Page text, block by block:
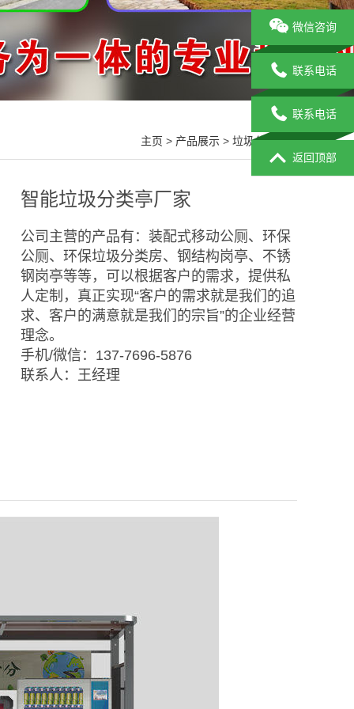
主页 > 产品展示 > 垃圾分类房>
智能垃圾分类亭厂家
公司主营的产品有：装配式移动公厕、环保
公厕、环保垃圾分类房、钢结构岗亭、不锈
钢岗亭等等，可以根据客户的需求，提供私
人定制，真正实现“客户的需求就是我们的追
求、客户的满意就是我们的宗旨”的企业经营
理念。
手机/微信：137-7696-5876
联系人：王经理
微信咨询
联系电话
联系电话
返回顶部